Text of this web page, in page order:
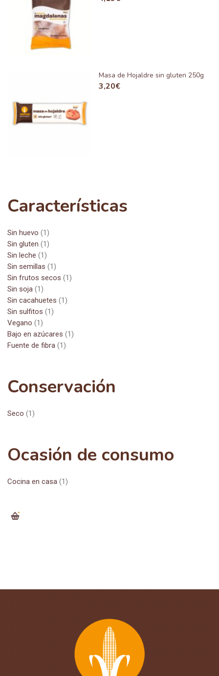
Masa de Hojaldre sin gluten 250g
3,20€
Características
Sin huevo (1)
Sin gluten (1)
Sin leche (1)
Sin semillas (1)
Sin frutos secos (1)
Sin soja (1)
Sin cacahuetes (1)
Sin sulfitos (1)
Vegano (1)
Bajo en azúcares (1)
Fuente de fibra (1)
Conservación
Seco (1)
Ocasión de consumo
Cocina en casa (1)